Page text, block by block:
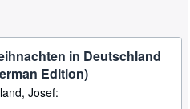
in Deutschland
Edition)
Josef: